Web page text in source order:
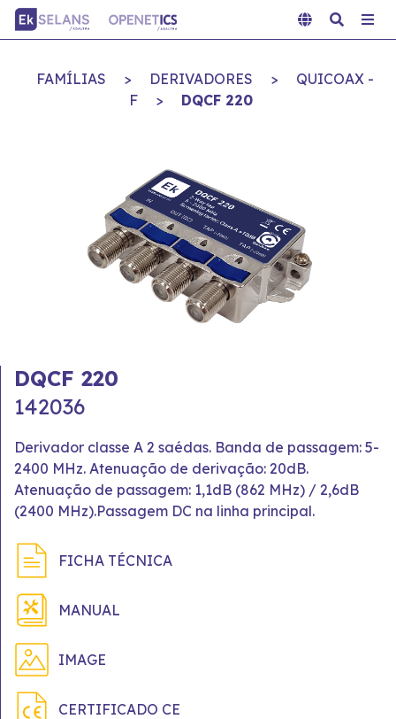
FAMÍLIAS > DERIVADORES >
QUICOAX -
F
> DQCF 220
DQCF 220
142036
Derivador classe A 2 saédas. Banda de passagem: 5-
2400 MHz. Atenuação de derivação: 20dB.
Atenuação de passagem: 1,1dB (862 MHz) / 2,6dB
(2400 MHz).Passagem DC na linha principal.
FICHA TÉCNICA
MANUAL
IMAGE
CERTIFICADO CE